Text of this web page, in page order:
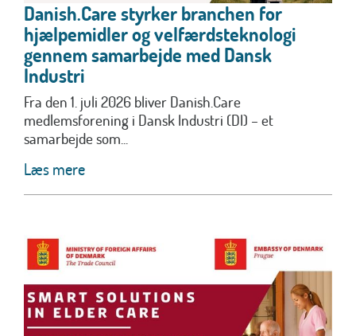
Danish.Care styrker branchen for
hjælpemidler og velfærdsteknologi
gennem samarbejde med Dansk
Industri
Fra den 1. juli 2026 bliver Danish.Care
medlemsforening i Dansk Industri (DI) – et
samarbejde som...
Læs mere